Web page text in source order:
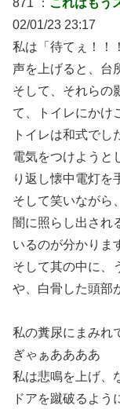
871 ： これはもう
02/01/23 23:17
私は「待てぇ！！
声を上げると、台
そして、それらの
て、トイレにかけ
トイレは和式でし
電気をつけようと
り返し懐中電灯を
そして笑いながら
闇に照らし出され
いるのが分かりま
そして其の中に、
や、白骨した頭部
私の糞尿にまみれ
ぎゃぁああああ
私は悲鳴を上げ、
ドアを蹴破るよう